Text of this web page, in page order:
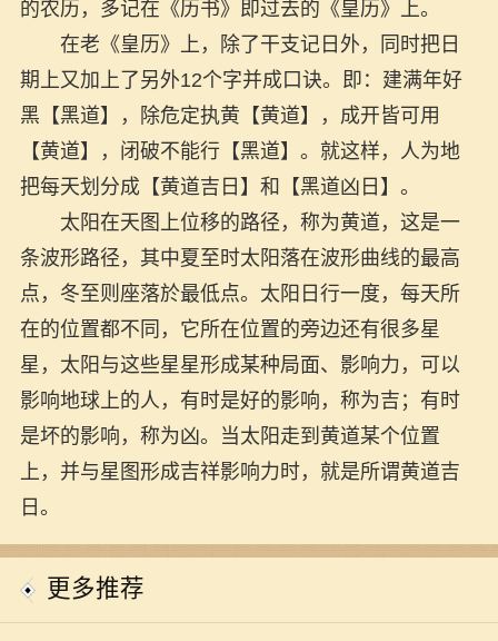
的农历，多记在《历书》即过去的《皇历》上。
在老《皇历》上，除了干支记日外，同时把日
期上又加上了另外12个字并成口诀。即：建满年好
黑【黑道】，除危定执黄【黄道】，成开皆可用
【黄道】，闭破不能行【黑道】。就这样，人为地
把每天划分成【黄道吉日】和【黑道凶日】。
太阳在天图上位移的路径，称为黄道，这是一
条波形路径，其中夏至时太阳落在波形曲线的最高
点，冬至则座落於最低点。太阳日行一度，每天所
在的位置都不同，它所在位置的旁边还有很多星
星，太阳与这些星星形成某种局面、影响力，可以
影响地球上的人，有时是好的影响，称为吉；有时
是坏的影响，称为凶。当太阳走到黄道某个位置
上，并与星图形成吉祥影响力时，就是所谓黄道吉
日。
更多推荐